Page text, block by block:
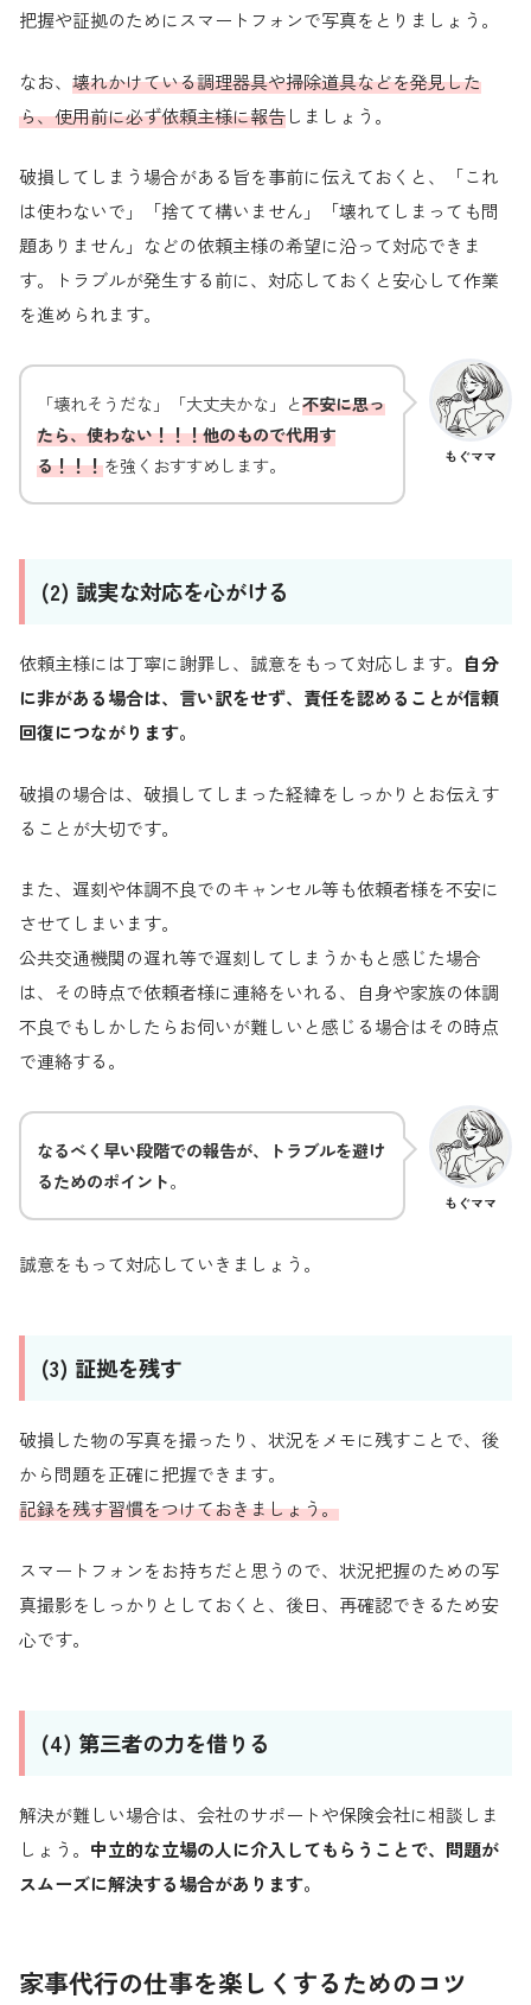
把握や証拠のためにスマートフォンで写真をとりましょう。
なお、 壊れかけている調理器具や掃除道具などを発見した
ら、使用前に必ず依頼主様に報告しましょう。
破損してしまう場合がある旨を事前に伝えておくと、「これ
は使わないで」「捨てて構いません」「壊れてしまっても問
題ありません」などの依頼主様の希望に沿って対応できま
す。トラブルが発生する前に、対応しておくと安心して作業
を進められます。
もぐママ
「壊れそうだな」「大丈夫かな」と不安に思っ
たら、使わない！！！他のもので代用す
る！！！を強くおすすめします。
(2) 誠実な対応を心がける
依頼主様には丁寧に謝罪し、誠意をもって対応します。 自分
に非がある場合は、言い訳をせず、責任を認めることが信頼
回復につながります。
破損の場合は、破損してしまった経緯をしっかりとお伝えす
ることが大切です。
また、遅刻や体調不良でのキャンセル等も依頼者様を不安に
させてしまいます。
公共交通機関の遅れ等で遅刻してしまうかもと感じた場合
は、その時点で依頼者様に連絡をいれる、自身や家族の体調
不良でもしかしたらお伺いが難しいと感じる場合はその時点
で連絡する。
もぐママ
なるべく早い段階での報告が、トラブルを避け
るためのポイント。
誠意をもって対応していきましょう。
(3) 証拠を残す
破損した物の写真を撮ったり、状況をメモに残すことで、後
から問題を正確に把握できます。
記録を残す習慣をつけておきましょう。
スマートフォンをお持ちだと思うので、状況把握のための写
真撮影をしっかりとしておくと、後日、再確認できるため安
心です。
(4) 第三者の力を借りる
解決が難しい場合は、会社のサポートや保険会社に相談しま
しょう。 中立的な立場の人に介入してもらうことで、問題が
スムーズに解決する場合があります。
家事代行の仕事を楽しくするためのコツ